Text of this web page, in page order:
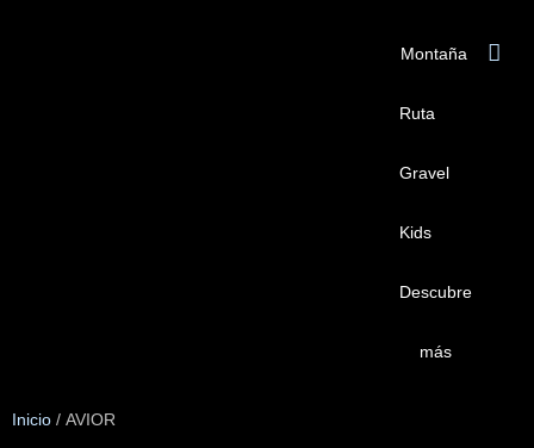
Montaña
Ruta
Gravel
Kids
Descubre
más
Inicio / AVIOR